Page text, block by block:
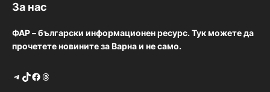
За нас
ФАР – български информационен ресурс. Тук можете да
прочетете новините за Варна и не само.
Telegram TikTok Facebook Threads